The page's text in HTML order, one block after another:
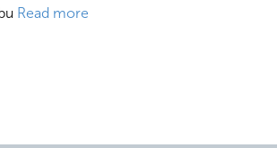
Read more